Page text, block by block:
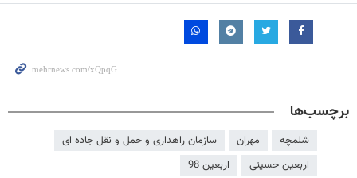
برچسب‌ها
شلمچه مهران
سازمان راهداری و حمل و نقل جاده ای
اربعین حسینی
اربعین 98